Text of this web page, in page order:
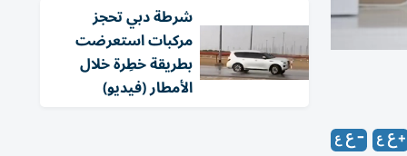
شرطة دبي تحجز
مركبات استعرضت
بطريقة خطِرة خلال
الأمطار (فيديو)